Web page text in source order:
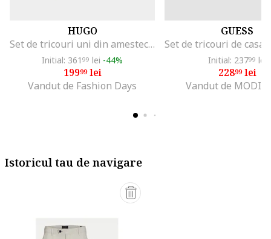
HUGO
Set de tricouri uni din amestec de bumbac - 2 piese, Negru
Initial: 361 99 lei -44%
19999lei
Vandut de Fashion Days
GUESS
Initial: 23799 lei
22899lei
Vandut de
Istoricul tau de navigare